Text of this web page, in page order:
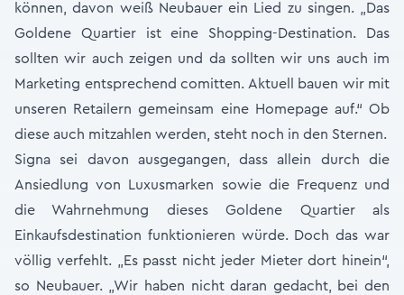
können, davon weiß Neubauer ein Lied zu singen. „Das
Goldene Quartier ist eine Shopping-Destination. Das
sollten wir auch zeigen und da sollten wir uns auch im
Marketing entsprechend comitten. Aktuell bauen wir mit
unseren Retailern gemeinsam eine Homepage auf.“ Ob
diese auch mitzahlen werden, steht noch in den Sternen.
Signa sei davon ausgegangen, dass allein durch die
Ansiedlung von Luxusmarken sowie die Frequenz und
die Wahrnehmung dieses Goldene Quartier als
Einkaufsdestination funktionieren würde. Doch das war
völlig verfehlt. „Es passt nicht jeder Mieter dort hinein“,
so Neubauer. „Wir haben nicht daran gedacht, bei den